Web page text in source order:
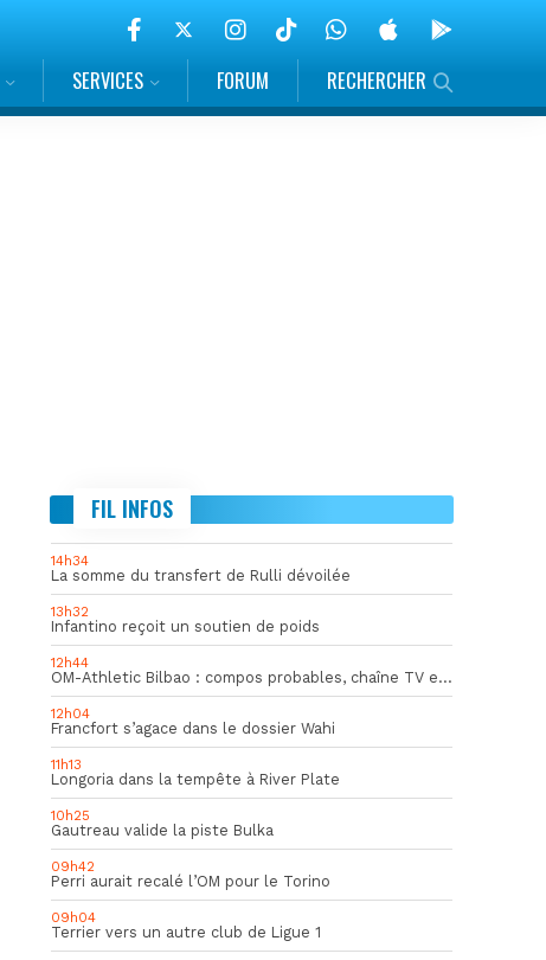
SERVICES FORUM RECHERCHER
FIL INFOS
14h34
La somme du transfert de Rulli dévoilée
13h32
Infantino reçoit un soutien de poids
12h44
OM-Athletic Bilbao : compos probables, chaîne TV et heure du match
12h04
Francfort s’agace dans le dossier Wahi
11h13
Longoria dans la tempête à River Plate
10h25
Gautreau valide la piste Bulka
09h42
Perri aurait recalé l’OM pour le Torino
09h04
Terrier vers un autre club de Ligue 1